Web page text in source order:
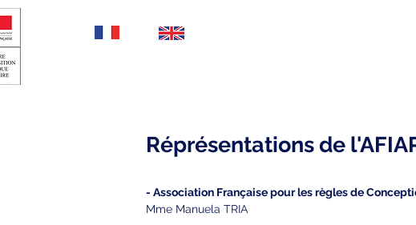
Réprésentations de
- Association Française pour les règles de
Mme Manuela TRIA